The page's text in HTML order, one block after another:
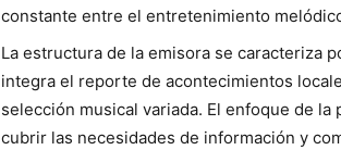
constante entre el entretenimiento
La estructura de la emisora se caracteriza
integra el reporte de acontecimientos
selección musical variada. El enfoque de
cubrir las necesidades de información y